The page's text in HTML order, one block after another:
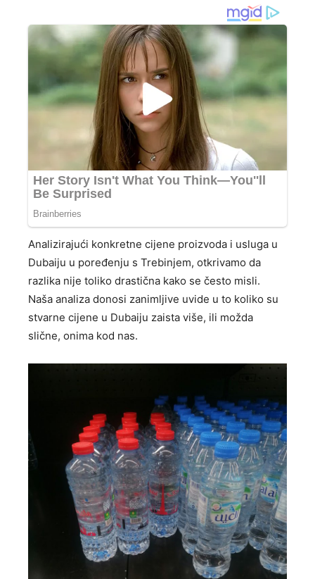
Analizirajući konkretne cijene proizvoda i usluga u
Dubaiju u poređenju s Trebinjem, otkrivamo da
razlika nije toliko drastična kako se često misli.
Naša analiza donosi zanimljive uvide u to koliko su
stvarne cijene u Dubaiju zaista više, ili možda
slične, onima kod nas.